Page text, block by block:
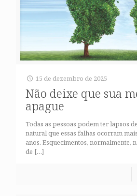
15 de dezembro de 2025
Não deixe que sua
apague
Todas as pessoas podem ter lapsos
natural que essas falhas ocorram
anos. Esquecimentos, normalmente,
de […]